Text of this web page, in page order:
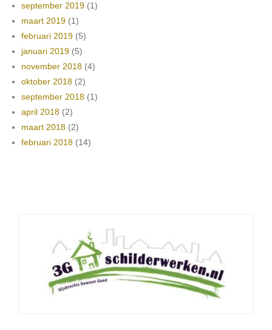
september 2019 (1)
maart 2019 (1)
februari 2019 (5)
januari 2019 (5)
november 2018 (4)
oktober 2018 (2)
september 2018 (1)
april 2018 (2)
maart 2018 (2)
februari 2018 (14)